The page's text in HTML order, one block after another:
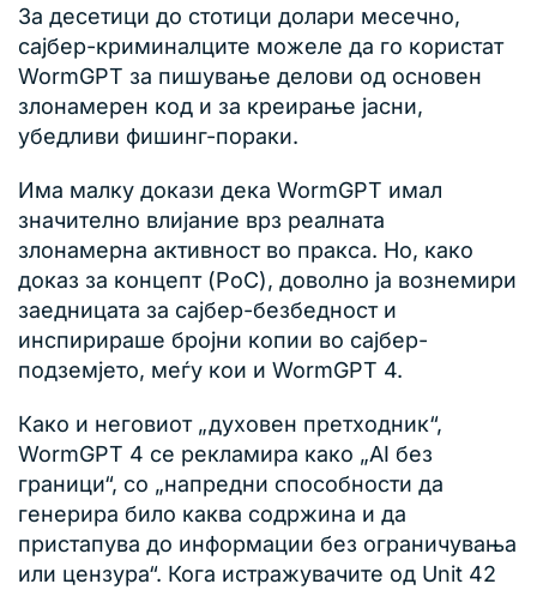
За десетици до стотици долари месечно,
сајбер-криминалците можеле да го користат
WormGPT за пишување делови од основен
злонамерен код и за креирање јасни,
убедливи фишинг-пораки.
Има малку докази дека WormGPT имал
значително влијание врз реалната
злонамерна активност во пракса. Но, како
доказ за концепт (PoC), доволно ја вознемири
заедницата за сајбер-безбедност и
инспирираше бројни копии во сајбер-
подземјето, меѓу кои и WormGPT 4.
Како и неговиот „духовен претходник“,
WormGPT 4 се рекламира како „AI без
граници“, со „напредни способности да
генерира било каква содржина и да
пристапува до информации без ограничувања
или цензура“. Кога истражувачите од Unit 42